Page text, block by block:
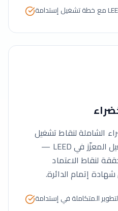
الشاملة لنقاط تشغيل
إستدامة واشتراطات التشغيل المعزّز في LEED —
لنقاط الاعتماد
إتمام الدائرة.
المتكاملة في إستدامة